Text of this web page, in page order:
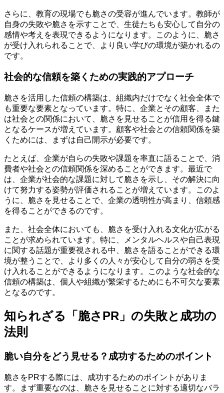
さらに、教育の現場でも脆さの受容が進んでいます。教師が
自身の失敗や脆さを示すことで、生徒たちも安心して自分の
感情や考えを表現できるようになります。このように、脆さ
が受け入れられることで、より良い学びの環境が築かれるの
です。
社会的な信頼を築くための実践的アプローチ
脆さを活用した信頼の構築は、組織内だけでなく社会全体で
も重要な要素となっています。特に、企業とその顧客、また
は社会との関係において、脆さを見せることが信用を得る鍵
となるケースが増えています。顧客や社会との信頼関係を築
くためには、まずは自己開示が必要です。
たとえば、企業が自らの失敗や課題を率直に語ることで、消
費者や社会との信頼関係を深めることができます。最近で
は、企業が社会的な課題に対して脆さを示し、その解決に向
けて努力する姿勢が評価されることが増えています。このよ
うに、脆さを見せることで、企業の透明性が高まり、信頼感
を得ることができるのです。
また、社会全体においても、脆さを受け入れる文化が広がる
ことが求められています。特に、メンタルヘルスや自己表現
に関する話題が重要視される中、脆さを語ることができる環
境が整うことで、より多くの人々が安心して自分の弱さを受
け入れることができるようになります。このような社会的な
信頼の構築は、個人や組織が繁栄するためにも不可欠な要素
となるのです。
知られざる「脆さPR」の失敗と成功の
法則
脆い自分をどう見せる？成功するためのポイント
脆さをPRする際には、成功するためのポイントがありま
す。まず重要なのは、脆さを見せることに対する適切なバラ